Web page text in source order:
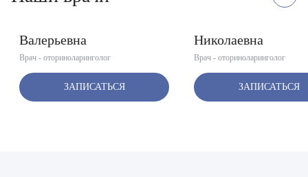
Валерьевна
Врач - оториноларинголог
ЗАПИСАТЬСЯ
Николаевна
Врач - оториноларинголог
ЗАПИСАТЬСЯ